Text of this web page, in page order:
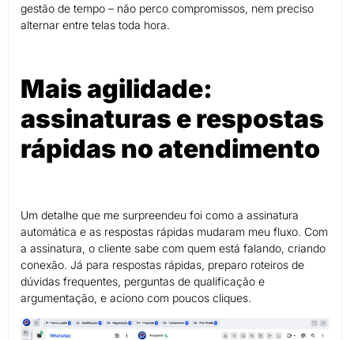
gestão de tempo – não perco compromissos, nem preciso
alternar entre telas toda hora.
Mais agilidade:
assinaturas e respostas
rápidas no atendimento
Um detalhe que me surpreendeu foi como a assinatura
automática e as respostas rápidas mudaram meu fluxo. Com
a assinatura, o cliente sabe com quem está falando, criando
conexão. Já para respostas rápidas, preparo roteiros de
dúvidas frequentes, perguntas de qualificação e
argumentação, e aciono com poucos cliques.